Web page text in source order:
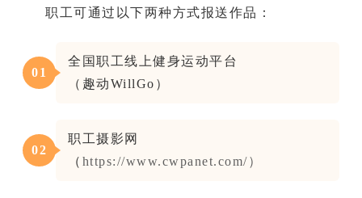
职工可通过以下两种方式报送作品：
01
全国职工线上健身运动平台
（趣动WillGo）
02
职工摄影网
（ https://www.cwpanet.com/）